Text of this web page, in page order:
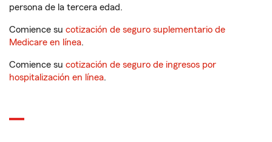
persona de la tercera edad.
Comience su cotización de seguro suplementario de
Medicare en línea.
Comience su cotización de seguro de ingresos por
hospitalización en línea.